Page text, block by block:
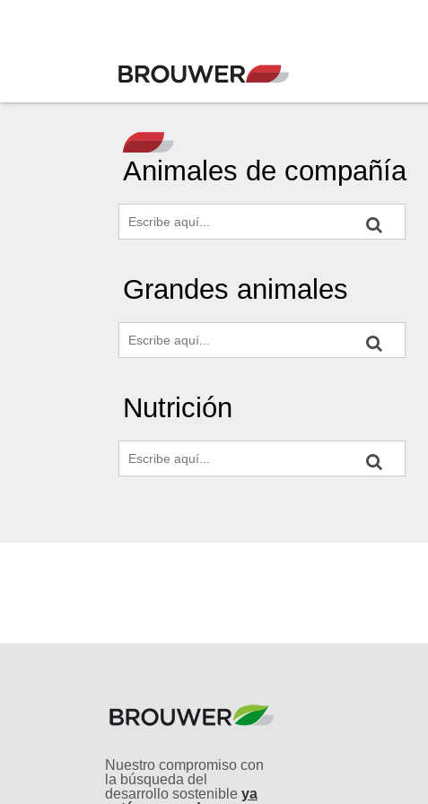
Animales de compañía
Grandes animales
Nutrición
Nuestro compromiso con
la búsqueda del
desarrollo sostenible ya